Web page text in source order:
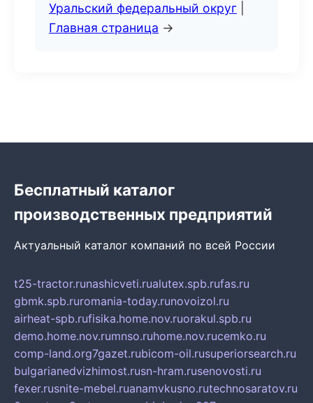
Уральский федеральный округ
Главная страница →
Бесплатный каталог
производственных предприятий
Актуальный каталог компаний по всей России
t25-tractor.runashicveti.rualutex.spb.rufas.ru
gbmk.spb.ruromania-today.runovoizol.ru
airheat-spb.rufisika.home.nov.ruorakul.spb.ru
demo.home.nov.rumnso.ruhome.nov.rucemko.ru
comp-land.org7gazet.rubicom-oil.rusuperiorsearch.ru
bulgarianedvizhimost.rusn-hram.rusenovosti.ru
fexer.rusnite-mebel.ruanamvkusno.rutechnosaratov.ru